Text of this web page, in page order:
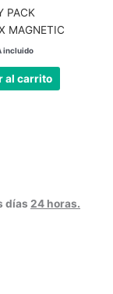
PACK
MAGNETIC
incluido
al carrito
días 24 horas.